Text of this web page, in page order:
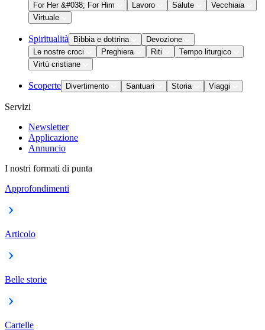
For Her &#038; For Him
Lavoro Salute
Vecchiaia
Virtuale
Spiritualità Bibbia e dottrina
Devozione
Le nostre croci
Preghiera Riti
Tempo liturgico
Virtù cristiane
Scoperte Divertimento Santuari Storia Viaggi
Servizi
Newsletter
Applicazione
Annuncio
I nostri formati di punta
Approfondimenti
Articolo
Belle storie
Cartelle